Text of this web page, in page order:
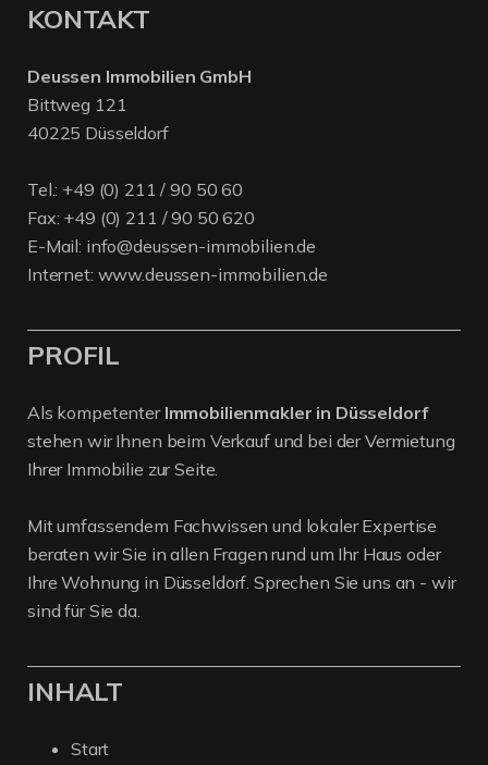
KONTAKT
Deussen Immobilien GmbH
Bittweg 121
40225 Düsseldorf
Tel.: +49 (0) 211 / 90 50 60
Fax: +49 (0) 211 / 90 50 620
E-Mail: info@deussen-immobilien.de
Internet: www.deussen-immobilien.de
PROFIL
Als kompetenter Immobilienmakler in Düsseldorf
stehen wir Ihnen beim Verkauf und bei der Vermietung
Ihrer Immobilie zur Seite.
Mit umfassendem Fachwissen und lokaler Expertise
beraten wir Sie in allen Fragen rund um Ihr Haus oder
Ihre Wohnung in Düsseldorf. Sprechen Sie uns an - wir
sind für Sie da.
INHALT
Start